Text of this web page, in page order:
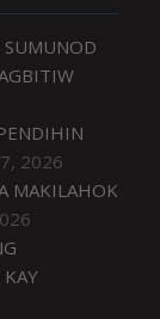
SUMUNOD
2026
MAKILAHOK